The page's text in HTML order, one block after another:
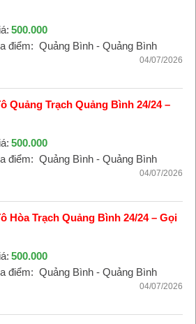
500.000
điểm: Quảng Bình - Quảng Bình
04/07/2026
Quảng Trạch Quảng Bình 24/24 –
500.000
điểm: Quảng Bình - Quảng Bình
04/07/2026
Hòa Trạch Quảng Bình 24/24 – Gọi
500.000
điểm: Quảng Bình - Quảng Bình
04/07/2026